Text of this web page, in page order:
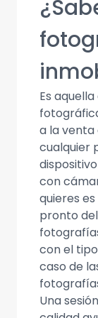
Es
a la venta
cualquier
con
quieres
pronto del
con el
caso de
Una